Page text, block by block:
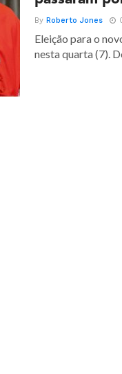
ByRoberto Jones
Eleição para o
nesta quarta (7).